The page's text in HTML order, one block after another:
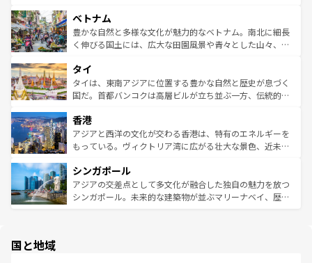
参照してほしい。
容にもいいと評判のスイーツなど、バラエティ豊かな料理
が味わえる。 なお、新着の台湾情報は コンテンツ一覧を参
照してほしい。
き、地方に足を延ばせば四季折々の自然美を楽しむことが
できる。そして、キムチや焼肉、絶品のストリートフード
まで、さまざまな韓国料理が待っている。夜には、韓国な
リティに包まれながら、韓国の多彩な魅力を心ゆくまで味
わってみてほしい。 なお、新着の韓国情報はコンテンツ一
覧を参照してほしい。
ベトナム
豊かな自然と多様な文化が魅力的なベトナム。南北に細長
く伸びる国土には、広大な田園風景や青々とした山々、世
急速な発展と共に伝統が息づく。ハノイの古い町並みやホ
ーチミン市のフランス統治時代の建物も、独特の雰囲気を
醸し出している。また、バラエティの豊かさとおいしさで
とつ。フォーやバインミー、ベトナムコーヒーなどは、ぜ
ひ現地で味わいたい。どの地域を訪れてもあたたかい人々
が旅行者を迎えてくれるので、きっと忘れられない旅にな
参照してほしい。
タイ
タイは、東南アジアに位置する豊かな自然と歴史が息づく
国だ。首都バンコクは高層ビルが立ち並ぶ一方、伝統的な
の活気が交差している。北部ではチェンマイなどの山岳地
帯で自然と触れ合い、南部ではプーケットやクラビの美し
いビーチでリゾート気分を楽しむことができる。タイ料理
激する。気候は一年中温暖で、どの季節にも異なる楽しみ
が待っている。親しみやすいタイの人々、仏教を中心とし
た文化、そして多様な観光資源が、訪れる旅人を魅了し続
香港
アジアと西洋の文化が交わる香港は、特有のエネルギーを
もっている。ヴィクトリア湾に広がる壮大な景色、近未来
み、どこを訪れても感動するはず。観光スポットが密集し
ており、効率よく見どころを回れるのも魅力。息をのむよ
うな絶景から文化的な体験まで、香港を存分に楽しみ尽く
シンガポール
アジアの交差点として多文化が融合した独自の魅力を放つ
シンガポール。未来的な建築物が並ぶマリーナベイ、歴史
国と地域